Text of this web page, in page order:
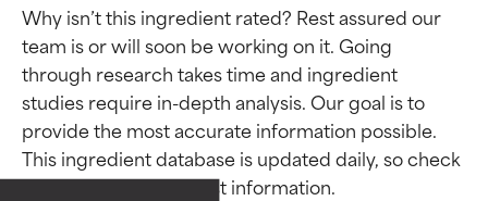
Why isn’t this ingredient rated? Rest assured our
team is or will soon be working on it. Going
through research takes time and ingredient
studies require in-depth analysis. Our goal is to
provide the most accurate information possible.
This ingredient database is updated daily, so check
Calificaciones de
ingredientes
Calificaciones de
ingredientes